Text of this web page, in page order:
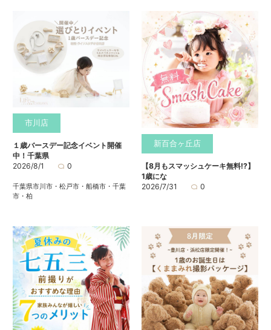
市川店
１歳バースデー記念イベント開催
中！千葉県
2026/8/1
0
千葉県市川市・松戸市・船橋市・千葉
市・柏
新百合ヶ丘店
【8月もスマッシュケーキ無料⁉】
1歳にな
2026/7/31
0